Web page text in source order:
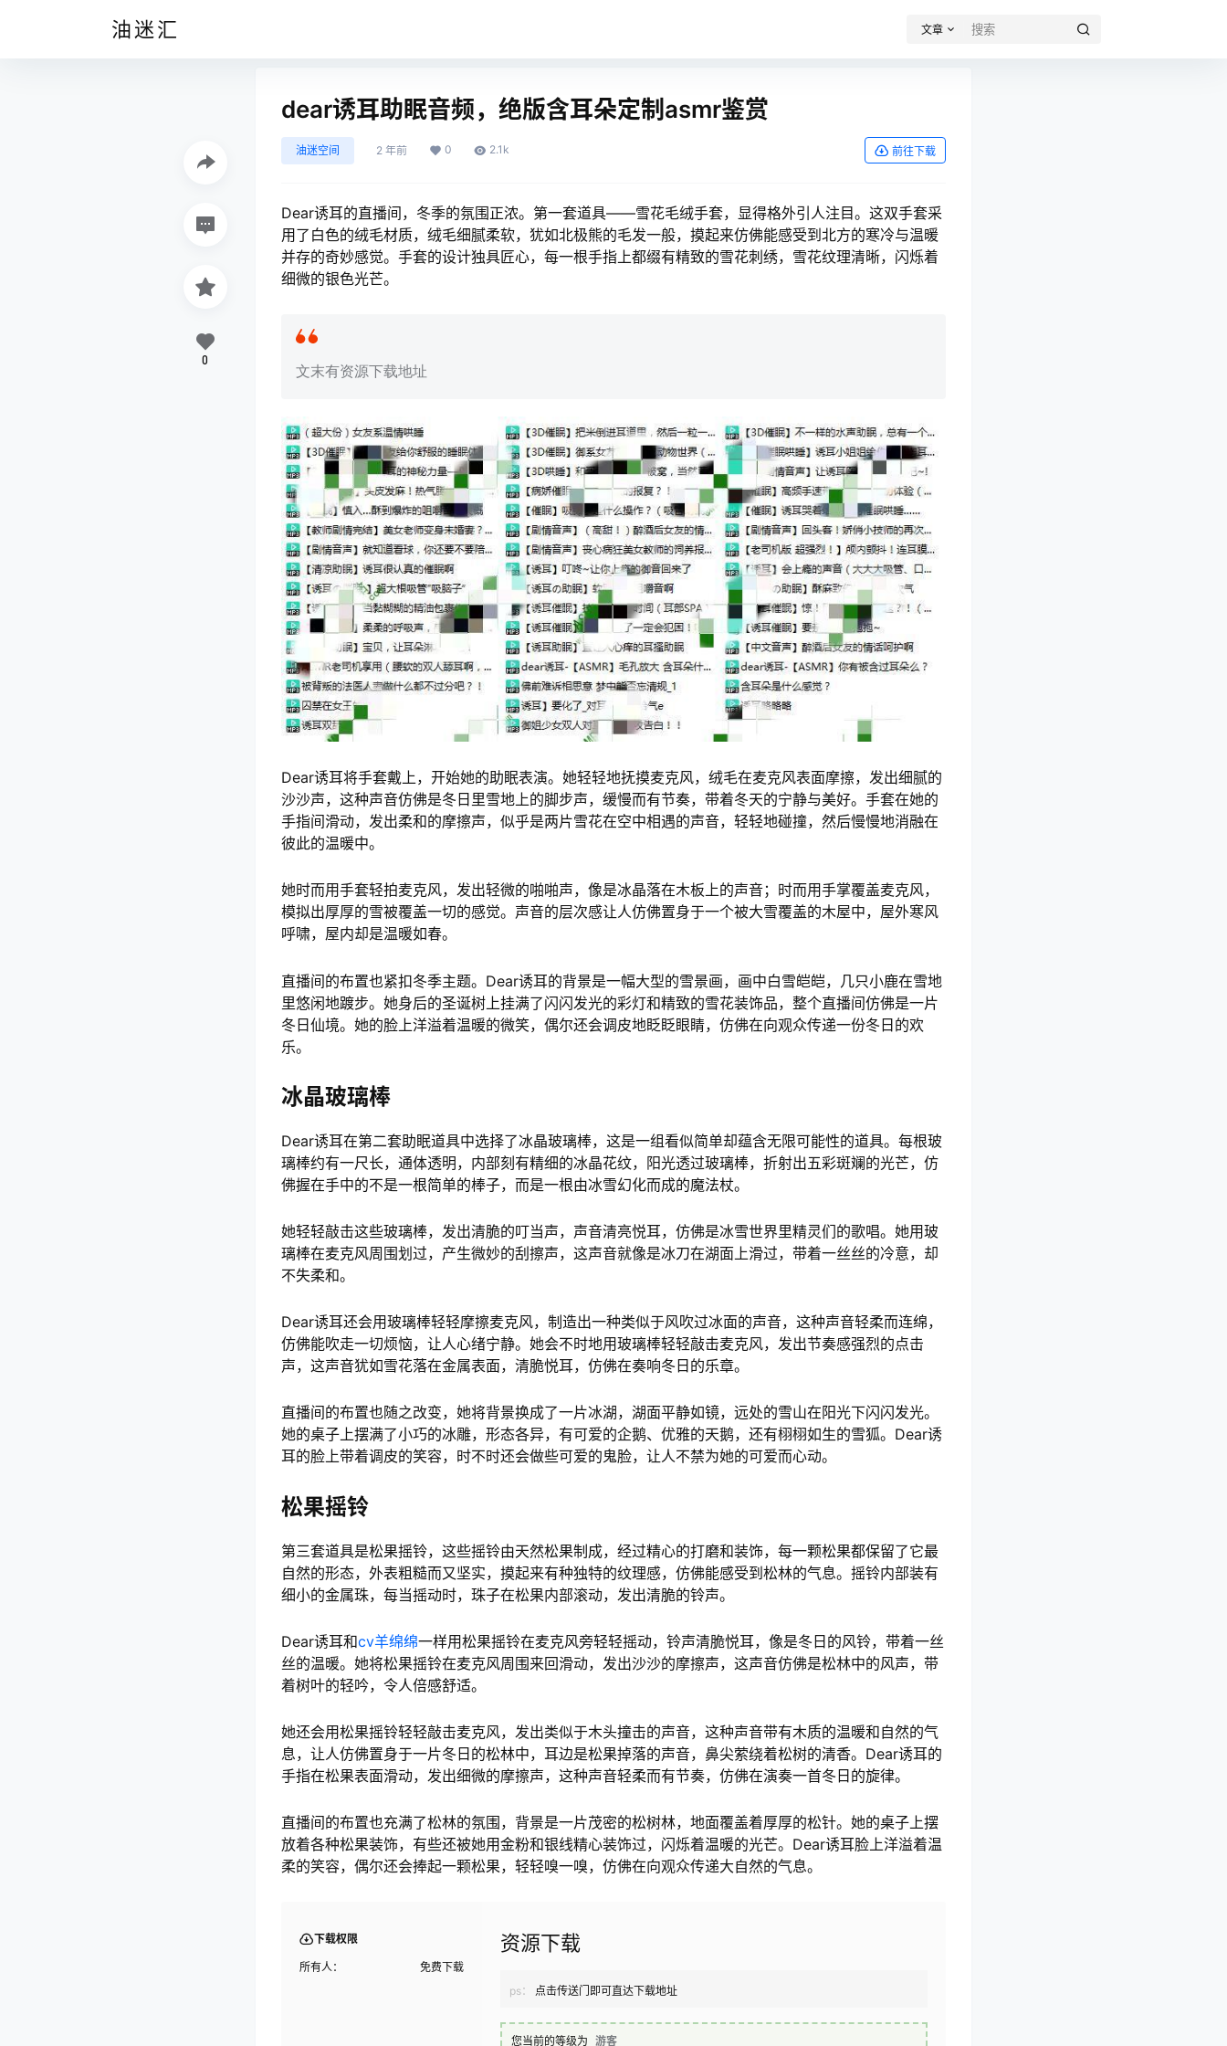
油迷汇 文章
dear诱耳助眠音频，绝版含耳朵定制asmr鉴赏
油迷空间 2 年前 0 2.1k 前往下载
Dear诱耳的直播间，冬季的氛围正浓。第一套道具——雪花毛绒手套，显得格外引人注目。这双手套采
用了白色的绒毛材质，绒毛细腻柔软，犹如北极熊的毛发一般，摸起来仿佛能感受到北方的寒冷与温暖
并存的奇妙感觉。手套的设计独具匠心，每一根手指上都缀有精致的雪花刺绣，雪花纹理清晰，闪烁着
细微的银色光芒。
文末有资源下载地址
Dear诱耳将手套戴上，开始她的助眠表演。她轻轻地抚摸麦克风，绒毛在麦克风表面摩擦，发出细腻的
沙沙声，这种声音仿佛是冬日里雪地上的脚步声，缓慢而有节奏，带着冬天的宁静与美好。手套在她的
手指间滑动，发出柔和的摩擦声，似乎是两片雪花在空中相遇的声音，轻轻地碰撞，然后慢慢地消融在
彼此的温暖中。
她时而用手套轻拍麦克风，发出轻微的啪啪声，像是冰晶落在木板上的声音；时而用手掌覆盖麦克风，
模拟出厚厚的雪被覆盖一切的感觉。声音的层次感让人仿佛置身于一个被大雪覆盖的木屋中，屋外寒风
呼啸，屋内却是温暖如春。
直播间的布置也紧扣冬季主题。Dear诱耳的背景是一幅大型的雪景画，画中白雪皑皑，几只小鹿在雪地
里悠闲地踱步。她身后的圣诞树上挂满了闪闪发光的彩灯和精致的雪花装饰品，整个直播间仿佛是一片
冬日仙境。她的脸上洋溢着温暖的微笑，偶尔还会调皮地眨眨眼睛，仿佛在向观众传递一份冬日的欢
乐。
冰晶玻璃棒
Dear诱耳在第二套助眠道具中选择了冰晶玻璃棒，这是一组看似简单却蕴含无限可能性的道具。每根玻
璃棒约有一尺长，通体透明，内部刻有精细的冰晶花纹，阳光透过玻璃棒，折射出五彩斑斓的光芒，仿
佛握在手中的不是一根简单的棒子，而是一根由冰雪幻化而成的魔法杖。
她轻轻敲击这些玻璃棒，发出清脆的叮当声，声音清亮悦耳，仿佛是冰雪世界里精灵们的歌唱。她用玻
璃棒在麦克风周围划过，产生微妙的刮擦声，这声音就像是冰刀在湖面上滑过，带着一丝丝的冷意，却
不失柔和。
Dear诱耳还会用玻璃棒轻轻摩擦麦克风，制造出一种类似于风吹过冰面的声音，这种声音轻柔而连绵，
仿佛能吹走一切烦恼，让人心绪宁静。她会不时地用玻璃棒轻轻敲击麦克风，发出节奏感强烈的点击
声，这声音犹如雪花落在金属表面，清脆悦耳，仿佛在奏响冬日的乐章。
直播间的布置也随之改变，她将背景换成了一片冰湖，湖面平静如镜，远处的雪山在阳光下闪闪发光。
她的桌子上摆满了小巧的冰雕，形态各异，有可爱的企鹅、优雅的天鹅，还有栩栩如生的雪狐。Dear诱
耳的脸上带着调皮的笑容，时不时还会做些可爱的鬼脸，让人不禁为她的可爱而心动。
松果摇铃
第三套道具是松果摇铃，这些摇铃由天然松果制成，经过精心的打磨和装饰，每一颗松果都保留了它最
自然的形态，外表粗糙而又坚实，摸起来有种独特的纹理感，仿佛能感受到松林的气息。摇铃内部装有
细小的金属珠，每当摇动时，珠子在松果内部滚动，发出清脆的铃声。
Dear诱耳和cv羊绵绵一样用松果摇铃在麦克风旁轻轻摇动，铃声清脆悦耳，像是冬日的风铃，带着一丝
丝的温暖。她将松果摇铃在麦克风周围来回滑动，发出沙沙的摩擦声，这声音仿佛是松林中的风声，带
着树叶的轻吟，令人倍感舒适。
她还会用松果摇铃轻轻敲击麦克风，发出类似于木头撞击的声音，这种声音带有木质的温暖和自然的气
息，让人仿佛置身于一片冬日的松林中，耳边是松果掉落的声音，鼻尖萦绕着松树的清香。Dear诱耳的
手指在松果表面滑动，发出细微的摩擦声，这种声音轻柔而有节奏，仿佛在演奏一首冬日的旋律。
直播间的布置也充满了松林的氛围，背景是一片茂密的松树林，地面覆盖着厚厚的松针。她的桌子上摆
放着各种松果装饰，有些还被她用金粉和银线精心装饰过，闪烁着温暖的光芒。Dear诱耳脸上洋溢着温
柔的笑容，偶尔还会捧起一颗松果，轻轻嗅一嗅，仿佛在向观众传递大自然的气息。
下载权限
所有人： 免费下载
资源下载
ps： 点击传送门即可直达下载地址
您当前的等级为 游客
0